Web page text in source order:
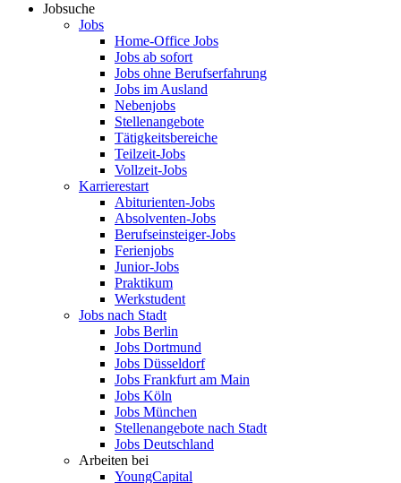
Jobsuche
Jobs
Home-Office Jobs
Jobs ab sofort
Jobs ohne Berufserfahrung
Jobs im Ausland
Nebenjobs
Stellenangebote
Tätigkeitsbereiche
Teilzeit-Jobs
Vollzeit-Jobs
Karrierestart
Abiturienten-Jobs
Absolventen-Jobs
Berufseinsteiger-Jobs
Ferienjobs
Junior-Jobs
Praktikum
Werkstudent
Jobs nach Stadt
Jobs Berlin
Jobs Dortmund
Jobs Düsseldorf
Jobs Frankfurt am Main
Jobs Köln
Jobs München
Stellenangebote nach Stadt
Jobs Deutschland
Arbeiten bei
YoungCapital